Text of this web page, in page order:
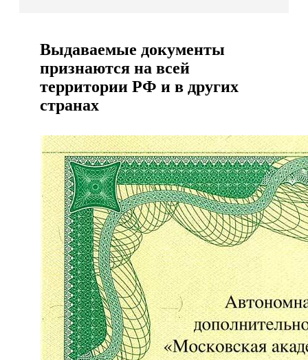
Выдаваемые документы
признаются на всей
территории РФ и в других
странах